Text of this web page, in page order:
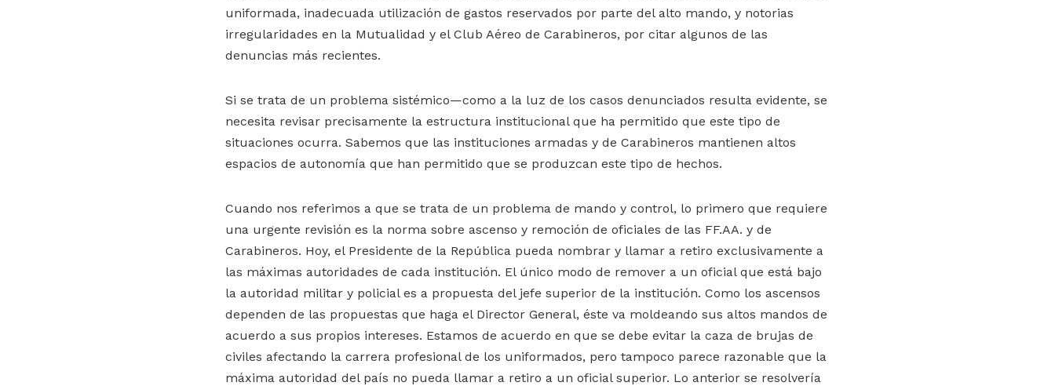
uniformada, inadecuada utilización de gastos reservados por parte del alto mando, y notorias
irregularidades en la Mutualidad y el Club Aéreo de Carabineros, por citar algunos de las
denuncias más recientes.
Si se trata de un problema sistémico—como a la luz de los casos denunciados resulta evidente, se
necesita revisar precisamente la estructura institucional que ha permitido que este tipo de
situaciones ocurra. Sabemos que las instituciones armadas y de Carabineros mantienen altos
espacios de autonomía que han permitido que se produzcan este tipo de hechos.
Cuando nos referimos a que se trata de un problema de mando y control, lo primero que requiere
una urgente revisión es la norma sobre ascenso y remoción de oficiales de las FF.AA. y de
Carabineros. Hoy, el Presidente de la República pueda nombrar y llamar a retiro exclusivamente a
las máximas autoridades de cada institución. El único modo de remover a un oficial que está bajo
la autoridad militar y policial es a propuesta del jefe superior de la institución. Como los ascensos
dependen de las propuestas que haga el Director General, éste va moldeando sus altos mandos de
acuerdo a sus propios intereses. Estamos de acuerdo en que se debe evitar la caza de brujas de
civiles afectando la carrera profesional de los uniformados, pero tampoco parece razonable que la
máxima autoridad del país no pueda llamar a retiro a un oficial superior. Lo anterior se resolvería